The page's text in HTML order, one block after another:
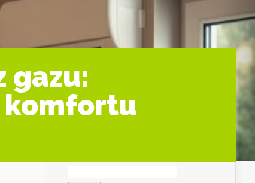
gazu:
komfortu
Szukaj: